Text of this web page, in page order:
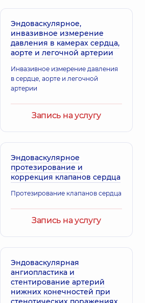
Эндоваскулярное,
инвазивное измерение
давления в камерах сердца,
аорте и легочной артерии
Инвазивное измерение давления
в сердце, аорте и легочной
артерии
Запись на услугу
Эндоваскулярное
протезирование и
коррекция клапанов сердца
Протезирование клапанов сердца
Запись на услугу
Эндоваскулярная
ангиопластика и
стентирование артерий
нижних конечностей при